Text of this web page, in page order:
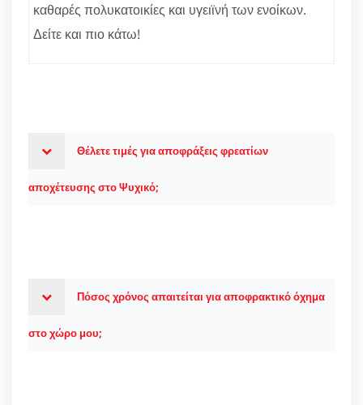
καθαρές πολυκατοικίες και υγειϊνή των ενοίκων.
Δείτε και πιο κάτω!
Θέλετε τιμές για αποφράξεις φρεατίων
αποχέτευσης στο Ψυχικό;
Πόσος χρόνος απαιτείται για αποφρακτικό όχημα
στο χώρο μου;